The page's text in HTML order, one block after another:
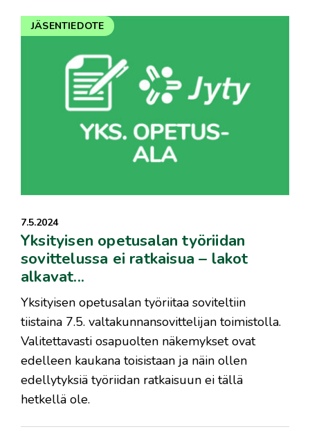
JÄSENTIEDOTE
7.5.2024
Yksityisen opetusalan työriidan
sovittelussa ei ratkaisua – lakot
alkavat...
Yksityisen opetusalan työriitaa soviteltiin
tiistaina 7.5. valtakunnansovittelijan toimistolla.
Valitettavasti osapuolten näkemykset ovat
edelleen kaukana toisistaan ja näin ollen
edellytyksiä työriidan ratkaisuun ei tällä
hetkellä ole.